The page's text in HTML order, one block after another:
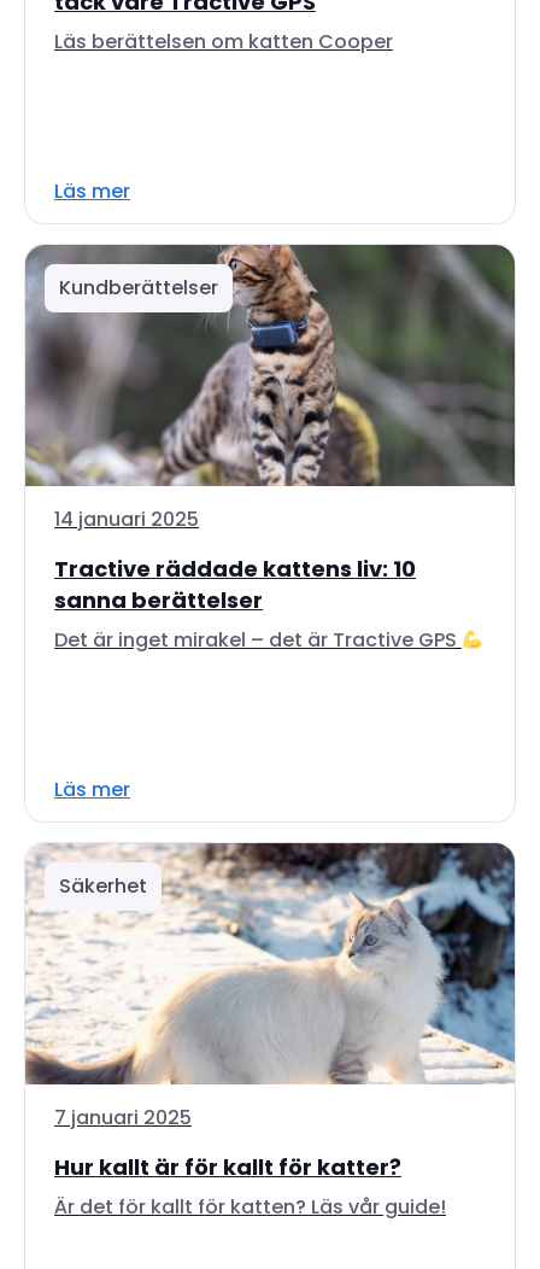
Läs berättelsen om katten Cooper
Läs mer
Kundberättelser
14 januari 2025
Tractive räddade kattens liv: 10
sanna berättelser
Det är inget mirakel – det är Tractive GPS
Läs mer
Säkerhet
7 januari 2025
Hur kallt är för kallt för katter?
Är det för kallt för katten? Läs vår guide!